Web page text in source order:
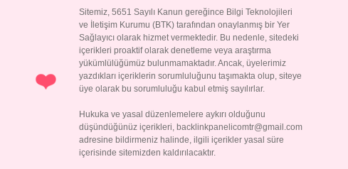
Sitemiz, 5651 Sayılı Kanun gereğince Bilgi Teknolojileri
ve İletişim Kurumu (BTK) tarafından onaylanmış bir Yer
Sağlayıcı olarak hizmet vermektedir. Bu nedenle, sitedeki
içerikleri proaktif olarak denetleme veya araştırma
yükümlülüğümüz bulunmamaktadır. Ancak, üyelerimiz
yazdıkları içeriklerin sorumluluğunu taşımakta olup, siteye
üye olarak bu sorumluluğu kabul etmiş sayılırlar.
Hukuka ve yasal düzenlemelere aykırı olduğunu
düşündüğünüz içerikleri, backlinkpanelicomtr@gmail.com
adresine bildirmeniz halinde, ilgili içerikler yasal süre
içerisinde sitemizden kaldırılacaktır.